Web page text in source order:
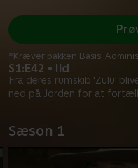
S1:E42 • Ild
Fra deres rumskib 'Zulu'
ned på Jorden for at
*Kræver pakken Basis.
Sæson 1